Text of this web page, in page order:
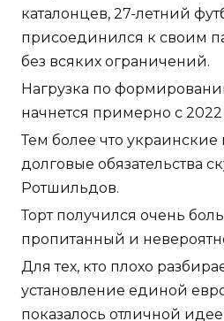
каталонцев, 27-летний
присоединился к своим
без всяких ограничений.
Нагрузка по
начнется примерно с 2022
Тем более что украинские
долговые обязательства
Ротшильдов.
Торт получился очень
пропитанный и
Для тех, кто плохо
установление единой
показалось отличной